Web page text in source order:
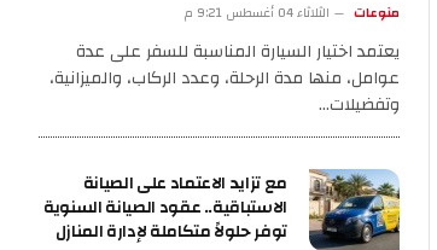
الثلاثاء 04 أغسطس 9:21 م
يعتمد اختيار السيارة المناسبة للسفر على عدة
عوامل، منها مدة الرحلة، وعدد الركاب، والميزانية،
وتفضيلات…
مع تزايد الاعتماد على الصيانة
الاستباقية.. عقود الصيانة السنوية
توفر حلولاً متكاملة لإدارة المنازل